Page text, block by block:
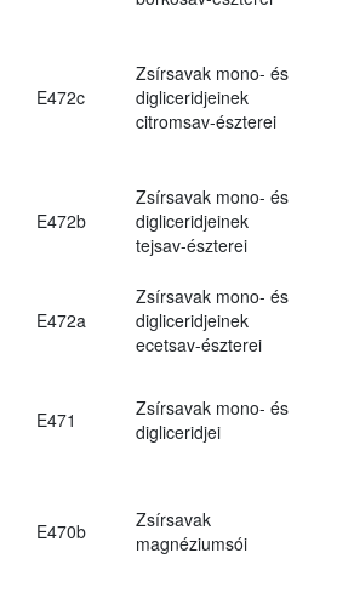
E472c
Zsírsavak mono- és
digliceridjeinek
citromsav-észterei
E472b
Zsírsavak mono- és
digliceridjeinek
tejsav-észterei
E472a
Zsírsavak mono- és
digliceridjeinek
ecetsav-észterei
E471
Zsírsavak mono- és
digliceridjei
E470b
Zsírsavak
magnéziumsói